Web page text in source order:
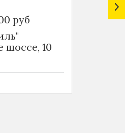
руб
шоссе, 10
ID 9450
80